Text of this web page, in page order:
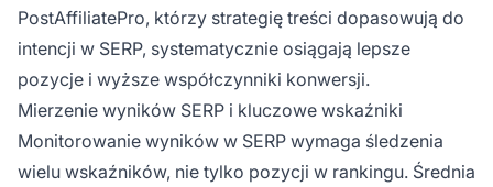
PostAffiliatePro, którzy strategię treści dopasowują do
intencji w SERP, systematycznie osiągają lepsze
pozycje i wyższe współczynniki konwersji.
Mierzenie wyników SERP i kluczowe wskaźniki
Monitorowanie wyników w SERP wymaga śledzenia
wielu wskaźników, nie tylko pozycji w rankingu. Średnia